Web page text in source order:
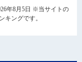
年8月5日 ※当サイトの
キングです。